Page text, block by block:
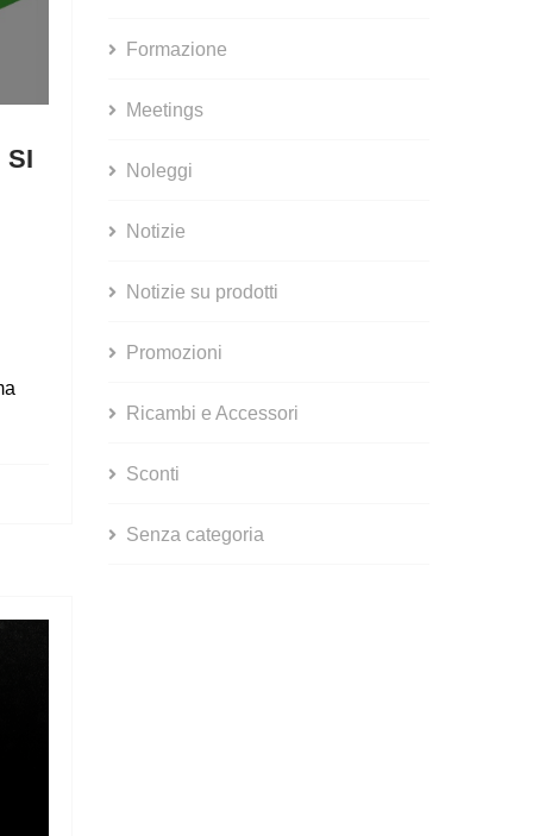
SI
Formazione
Meetings
Noleggi
Notizie
Notizie su prodotti
Promozioni
Ricambi e Accessori
Sconti
Senza categoria